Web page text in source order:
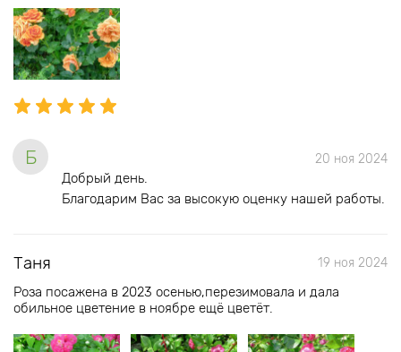
Б 20 ноя 2024
Добрый день.
Благодарим Вас за высокую оценку нашей работы.
Таня 19 ноя 2024
Роза посажена в 2023 осенью,перезимовала и дала
обильное цветение в ноябре ещё цветёт.